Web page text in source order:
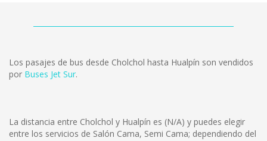
Los pasajes de bus desde Cholchol hasta Hualpín son vendidos
por Buses Jet Sur.
La distancia entre Cholchol y Hualpín es (N/A) y puedes elegir
entre los servicios de Salón Cama, Semi Cama; dependiendo del